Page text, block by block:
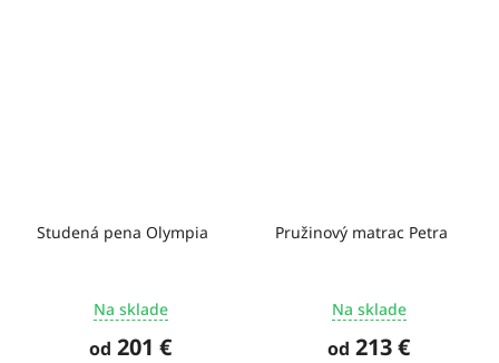
Studená pena Olympia
Na sklade
od 201 €
Pružinový matrac Petra
Na sklade
od 213 €